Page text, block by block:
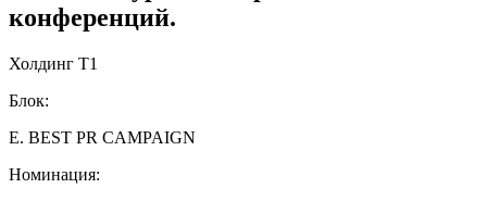
конференций.
Холдинг Т1
Блок:
E. BEST PR CAMPAIGN
Номинация: